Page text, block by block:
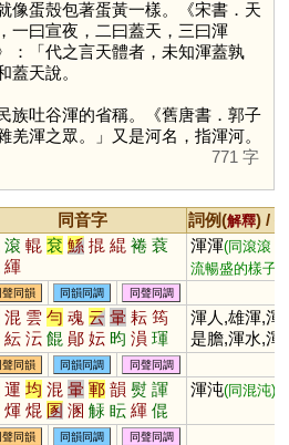
像蛋殼包著蛋黃一樣。《宋書．天
一曰宣夜，二曰蓋天，三曰渾
：「代之言天體者，未知渾蓋孰
蓋天說。
族吐谷渾的省稱。《舊唐書．郭子
羌渾之眾。」又是河名，指渾河。
771 字
同音字 詞例(解釋) /
滾 輥 袞 鯀 掍 緄 裷 蔉
緷
渾渾(同滾滾，
流暢盛的樣子)
聲同韻 同韻同調 同聲同調
混 雲 勻 魂 云 暈 耘 筠
紜 沄 餛 鄖 妘 昀 溳 琿
鋆 楎 眃 轋 繉 熉 棞 伝
餫 蕓 縜 澐 畇
渾人,雄渾,渾
是膽,渾水,渾
厚,渾然,渾圓,
渾天儀,渾水
魚,渾然天成,
渾噩噩
聲同韻 同韻同調 同聲同調
運 均 混 暈 鄆 韻 熨 諢
煇 焜 圂 溷 觨 眃 緷 倱
掍 韗 餫 慁
渾沌(同混沌)
聲同韻 同韻同調 同聲同調